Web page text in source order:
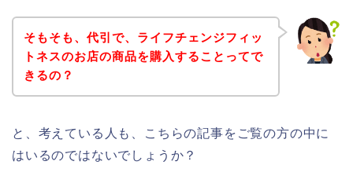
そもそも、代引で、ライフチェンジフィッ
トネスのお店の商品を購入することってで
きるの？
と、考えている人も、こちらの記事をご覧の方の中に
はいるのではないでしょうか？